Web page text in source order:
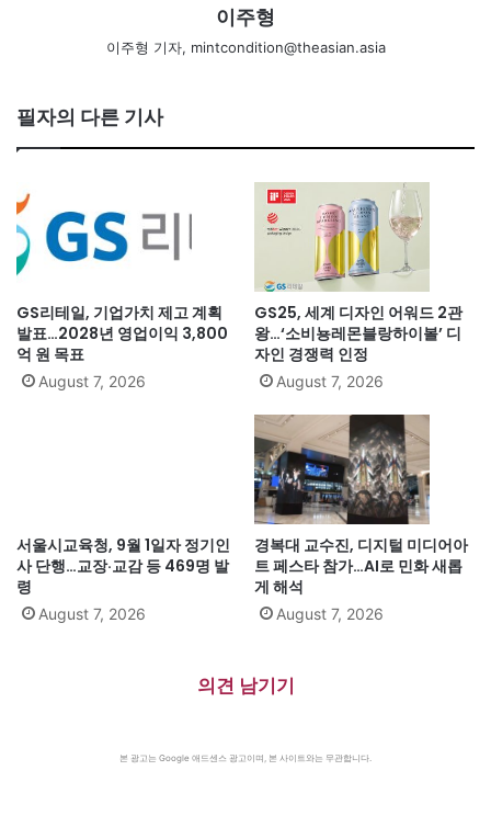
이주형
이주형 기자, mintcondition@theasian.asia
필자의 다른 기사
GS리테일, 기업가치 제고 계획
발표…2028년 영업이익 3,800
억 원 목표
August 7, 2026
GS25, 세계 디자인 어워드 2관
왕…‘소비뇽레몬블랑하이볼’ 디
자인 경쟁력 인정
August 7, 2026
서울시교육청, 9월 1일자 정기인
사 단행…교장·교감 등 469명 발
령
August 7, 2026
경복대 교수진, 디지털 미디어아
트 페스타 참가…AI로 민화 새롭
게 해석
August 7, 2026
의견 남기기
본 광고는 Google 애드센스 광고이며, 본 사이트와는 무관합니다.